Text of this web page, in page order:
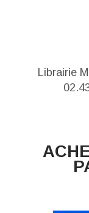
Librairie